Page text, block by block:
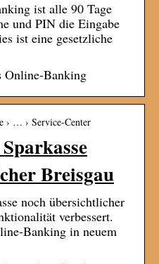
ist alle 90 Tage
und PIN die Eingabe
ist eine gesetzliche
Online-Banking
› … › Service-Center
Breisgau
noch übersichtlicher
verbessert.
Banking in neuem